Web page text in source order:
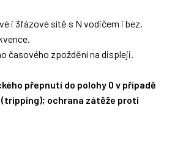
i 3fázové sítě s N vodičem i bez.
časového zpoždění na displeji.
přepnutí do polohy 0 v případě
ochrana zátěže proti